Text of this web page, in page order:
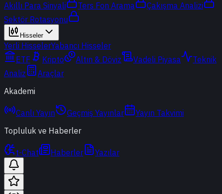
Akıllı Para Sinyali
Ters Fon Arama
Çakışma Analizi
Sektör Rotasyonu
Hisseler
Yerli HisselerYabancı Hisseler
ETF
Kripto Altın & Döviz Vadeli Piyasa
Teknik
Analiz
Araçlar
Akademi
Canlı Yayın Geçmiş Yayınlar
Yayın Takvimi
Topluluk ve Haberler
t-Chat Haberler Yazılar